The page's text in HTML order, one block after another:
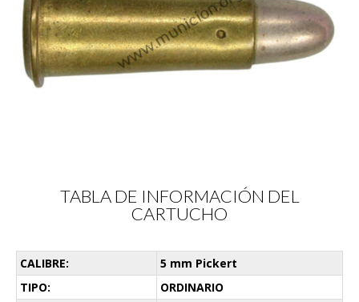
TABLA DE INFORMACIÓN DEL
CARTUCHO
CALIBRE:
5 mm Pickert
TIPO:
ORDINARIO